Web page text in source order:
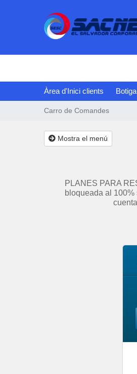
Àrea d'Inici clients Botiga
Carro de Comandes
Mostra el menú
PLANES PARA
bloqueada al